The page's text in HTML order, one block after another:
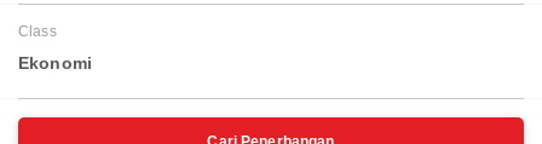
Class
Ekonomi